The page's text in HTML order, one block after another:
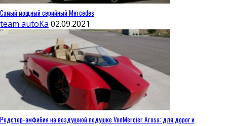
Самый мощный серийный Mercedes
team autoKa 02.09.2021
Родстер-амфибия на воздушной подушке VonMercier Arosa: для дорог и